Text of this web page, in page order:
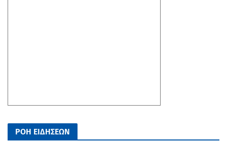
ΡΟΗ ΕΙΔΗΣΕΩΝ